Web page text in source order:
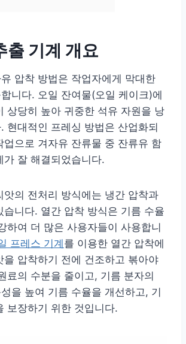
출 기계 개요
압착 방법은 작업자에게 막대한
니다. 오일 잔여물(오일 케이크)에
상당히 높아 귀중한 석유 자원을 낭
현대적인 프레싱 방법은 산업화되
업으로 겨자유 잔류물 중 잔류유 함
가 잘 해결되었습니다.
앗의 전처리 방식에는 냉간 압착과
습니다. 열간 압착 방식은 기름 수율
하여 더 많은 사용자들이 사용합니
프레스 기계 를 이용한 열간 압착에
을 압착하기 전에 건조하고 볶아야
료의 수분을 줄이고, 기름 분자의
을 높여 기름 수율을 개선하고, 기
보장하기 위한 것입니다.